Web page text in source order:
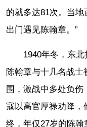
的就多达81次。当地
出门遇见陈翰章。”
1940年冬，东
陈翰章与十几名战
围，激战中多处负伤
寇以高官厚禄劝降，
终，年仅27岁的陈